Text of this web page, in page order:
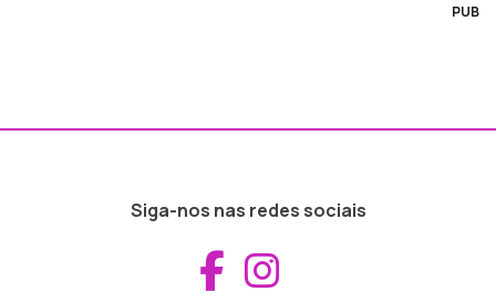
PUB
Siga-nos nas redes sociais
Aceder ao